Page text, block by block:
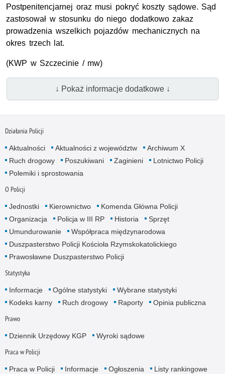
Postpenitencjarnej oraz musi pokryć koszty sądowe. Sąd
zastosował w stosunku do niego dodatkowo zakaz
prowadzenia wszelkich pojazdów mechanicznych na
okres trzech lat.
(KWP w Szczecinie / mw)
↓ Pokaż informacje dodatkowe ↓
Działania Policji
Aktualności Aktualności z województw
Archiwum X
Ruch drogowy
Poszukiwani Zaginieni
Lotnictwo Policji
Polemiki i sprostowania
O Policji
Jednostki Kierownictwo
Komenda Główna Policji
Organizacja
Policja w III RP Historia
Sprzęt
Umundurowanie
Współpraca międzynarodowa
Duszpasterstwo Policji Kościoła Rzymskokatolickiego
Prawosławne Duszpasterstwo Policji
Statystyka
Informacje Ogólne statystyki
Wybrane statystyki
Kodeks karny
Ruch drogowy Raporty Opinia publiczna
Prawo
Dziennik Urzędowy KGP Wyroki sądowe
Praca w Policji
Praca w Policji Informacje Ogłoszenia
Listy rankingowe